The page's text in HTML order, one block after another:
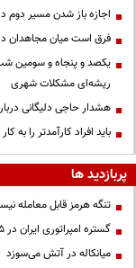
اجازه باز شدن مسیر دوم
فرق است میان مجاهدان
یکصد و پنجاه و سومین
ریشه‌ای مشکلات شهری
هشدار حاجی دلیگانی
باید افراد کارآمدتر را
پربازدید ها
تنگه هرمز قابل معامله
گستره امپراتوری ایران در ۵ قرن پیش از میلاد؛ تصویری از ایران ۲۵ قرن پیش
میانکاله در آتش می‌سوزد